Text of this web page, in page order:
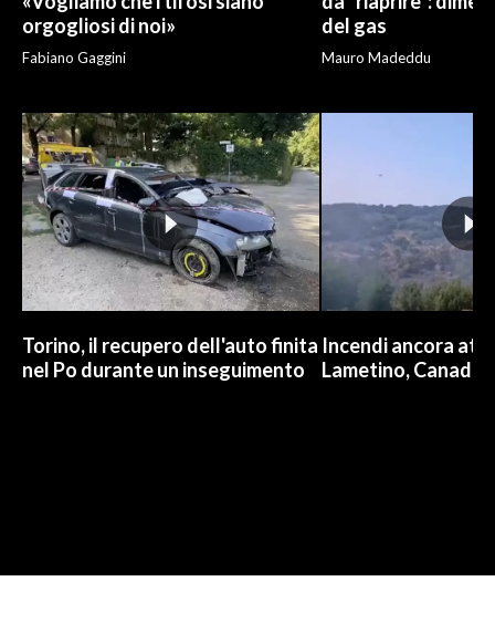
orgogliosi di noi»
Fabiano Gaggini
del gas
Mauro Madeddu
Torino, il recupero dell'auto finita
nel Po durante un inseguimento
Incendi ancora
Lametino,